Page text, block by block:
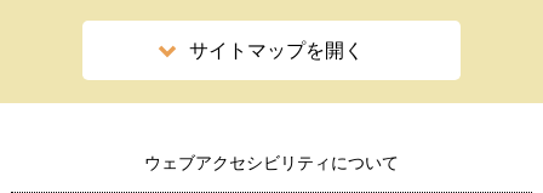
サイトマップを開く
ウェブアクセシビリティについて